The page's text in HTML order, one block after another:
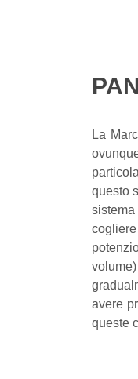
La
questo
avere
queste